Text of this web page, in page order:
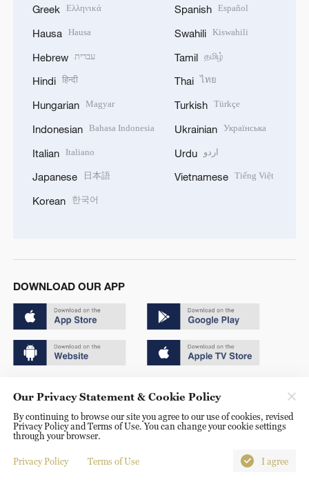
Greek Ελληνικά
Hausa Hausa
Hebrew עברית
Hindi हिन्दी
Hungarian Magyar
Indonesian Bahasa Indonesia
Italian Italiano
Japanese 日本語
Korean 한국어
Spanish Español
Swahili Kiswahili
Tamil தமிழ்
Thai ไทย
Turkish Türkçe
Ukrainian Українська
Urdu اردو
Vietnamese Tiếng Việt
DOWNLOAD OUR APP
京ICP备20000184号
京公网安备 11010502050052号
Disinformation report hotline: 010-85061466
Our Privacy Statement & Cookie Policy
By continuing to browse our site you agree to our use of cookies, revised
Privacy Policy and Terms of Use. You can change your cookie settings
through your browser.
Privacy Policy Terms of Use I agree